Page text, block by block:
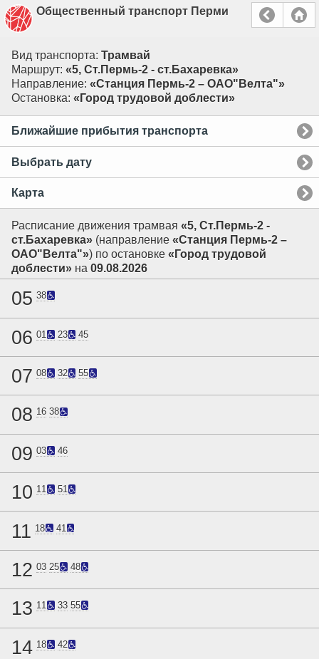
Общественный транспорт Перми
Вид транспорта: Трамвай
Маршрут: «5, Ст.Пермь-2 - ст.Бахаревка»
Направление: «Станция Пермь-2 – ОАО"Велта"»
Остановка: «Город трудовой доблести»
Ближайшие прибытия транспорта
Выбрать дату
Карта
Расписание движения трамвая «5, Ст.Пермь-2 -
ст.Бахаревка» (направление «Станция Пермь-2 –
ОАО"Велта"») по остановке «Город трудовой
доблести» на 09.08.2026
05 38
06 01 23 45
07 08 32 55
08 16 38
09 03 46
10 11 51
11 18 41
12 03 25 48
13 11 33 55
14 18 42